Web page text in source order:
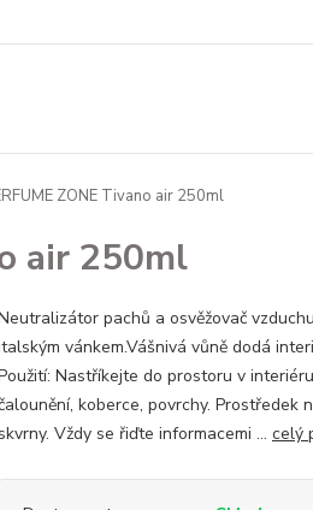
ZONE Tivano air 250ml
air 250ml
pachů a osvěžovač
vánkem. ​Vášnivá vůně dodá
Nastříkejte do prostoru v
koberce, povrchy. Prostředek
skvrny. Vždy se řiďte informacemi ... celý